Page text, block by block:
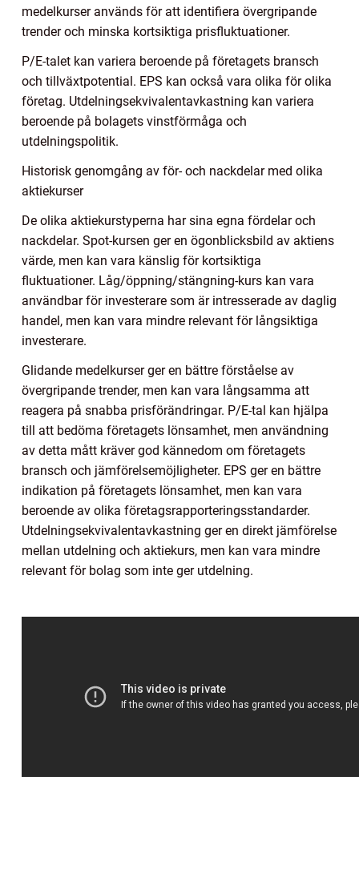
medelkurser används för att identifiera övergripande
trender och minska kortsiktiga prisfluktuationer.
P/E-talet kan variera beroende på företagets bransch
och tillväxtpotential. EPS kan också vara olika för olika
företag. Utdelningsekvivalentavkastning kan variera
beroende på bolagets vinstförmåga och
utdelningspolitik.
Historisk genomgång av för- och nackdelar med olika
aktiekurser
De olika aktiekurstyperna har sina egna fördelar och
nackdelar. Spot-kursen ger en ögonblicksbild av aktiens
värde, men kan vara känslig för kortsiktiga
fluktuationer. Låg/öppning/stängning-kurs kan vara
användbar för investerare som är intresserade av daglig
handel, men kan vara mindre relevant för långsiktiga
investerare.
Glidande medelkurser ger en bättre förståelse av
övergripande trender, men kan vara långsamma att
reagera på snabba prisförändringar. P/E-tal kan hjälpa
till att bedöma företagets lönsamhet, men användning
av detta mått kräver god kännedom om företagets
bransch och jämförelsemöjligheter. EPS ger en bättre
indikation på företagets lönsamhet, men kan vara
beroende av olika företagsrapporteringsstandarder.
Utdelningsekvivalentavkastning ger en direkt jämförelse
mellan utdelning och aktiekurs, men kan vara mindre
relevant för bolag som inte ger utdelning.